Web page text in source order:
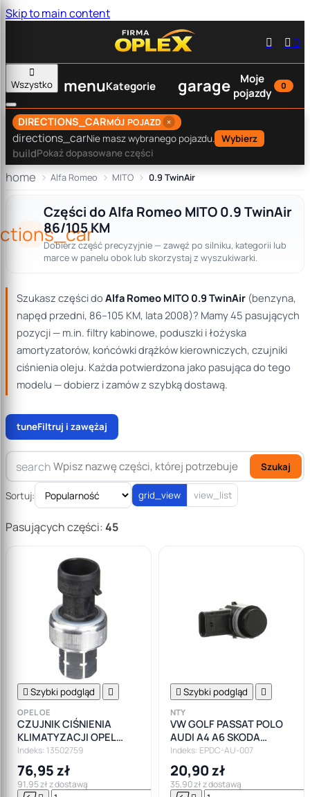
Skip to main content

 0

Wszystko
menuKategorie garage
Moje
pojazdy
0
DIRECTIONS_CARMÓJ POJAZD ×
directions_carNie masz wybranego pojazdu. Wybierz
buildPokaż dopasowane części
home Alfa Romeo MITO 0.9 TwinAir
Części do Alfa Romeo MITO 0.9 TwinAir
86/105 KM
Dobierz część precyzyjnie — zawęź po silniku, kategorii lub
marce w panelu obok lub skorzystaj z wyszukiwarki.
Szukasz części do Alfa Romeo MITO 0.9 TwinAir(benzyna,
napęd przedni, 86–105 KM, lata 2008)? Mamy 45 pasujących
pozycji — m.in. filtry kabinowe, poduszki i łożyska
amortyzatorów, końcówki drążków kierowniczych, czujniki
ciśnienia oleju. Każda potwierdzona jako pasująca do tego
modelu — dobierz i zamów z szybką dostawą.
tuneFiltruj i zawężaj
search Szukaj
Sortuj: grid_view view_list
Pasujących części:45
 Szybki podgląd 
OPEL OE
CZUJNIK CIŚNIENIA
KLIMATYZACJI OPEL
ASTRA MERIVA MOKKA
CORSA INSIGNIA
Indeks: 13502759
76,95 zł
91,95 zł z dostawą
 Szybki podgląd 
NTY
VW GOLF PASSAT POLO
AUDI A4 A6 SKODA
OCTAVIA CZUJNIK
PARKOWANIA
Indeks: EPDC-AU-007
20,90 zł
35,90 zł z dostawą